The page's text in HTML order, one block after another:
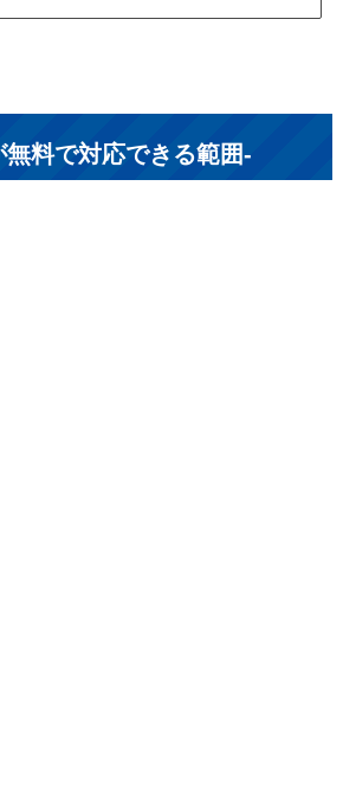
料で対応できる範囲-